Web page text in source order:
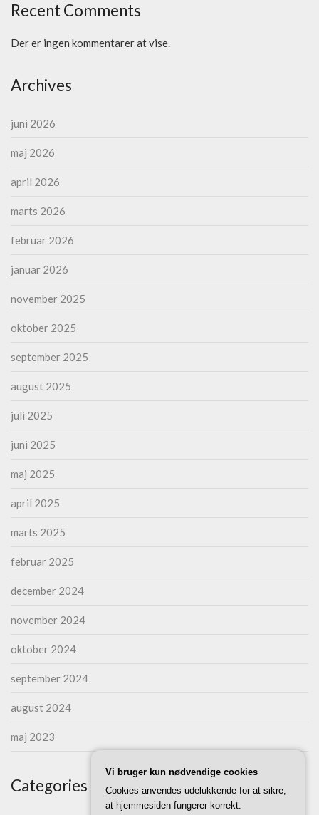
Recent Comments
Der er ingen kommentarer at vise.
Archives
juni 2026
maj 2026
april 2026
marts 2026
februar 2026
januar 2026
november 2025
oktober 2025
september 2025
august 2025
juli 2025
juni 2025
maj 2025
april 2025
marts 2025
februar 2025
december 2024
november 2024
oktober 2024
september 2024
august 2024
maj 2023
Categories
Vi bruger kun nødvendige cookies
Cookies anvendes udelukkende for at sikre,
at hjemmesiden fungerer korrekt.